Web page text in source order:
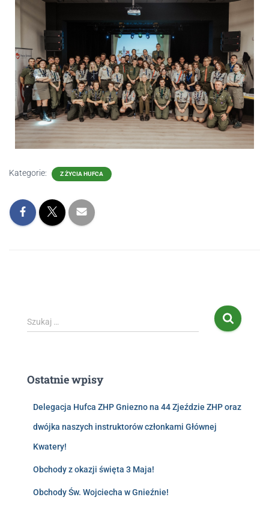
Kategorie: Z ŻYCIA HUFCA
Szukaj …
Ostatnie wpisy
Delegacja Hufca ZHP Gniezno na 44 Zjeździe ZHP oraz
dwójka naszych instruktorów członkami Głównej
Kwatery!
Obchody z okazji święta 3 Maja!
Obchody Św. Wojciecha w Gnieźnie!